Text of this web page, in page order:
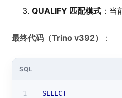
QUALIFY 匹配模式 ：
最终代码（Trino v392） ：
SQL
1
SELECT